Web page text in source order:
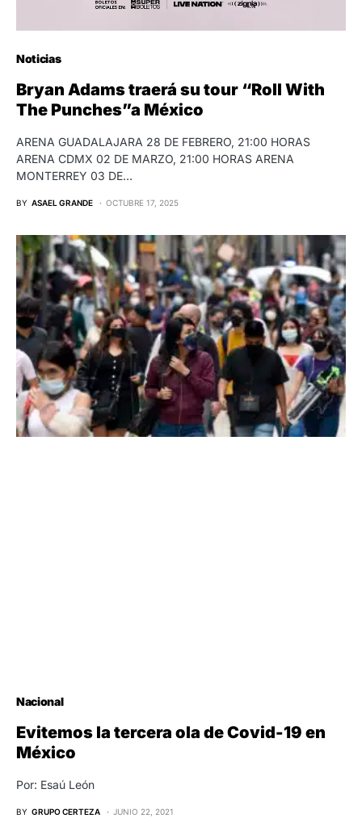
Noticias
Bryan Adams traerá su tour “Roll With
The Punches”a México
ARENA GUADALAJARA 28 DE FEBRERO, 21:00 HORAS
ARENA CDMX 02 DE MARZO, 21:00 HORAS ARENA
MONTERREY 03 DE…
BY ASAEL GRANDE OCTUBRE 17, 2025
Nacional
Evitemos la tercera ola de Covid-19 en
México
Por: Esaú León
BY GRUPO CERTEZA JUNIO 22, 2021